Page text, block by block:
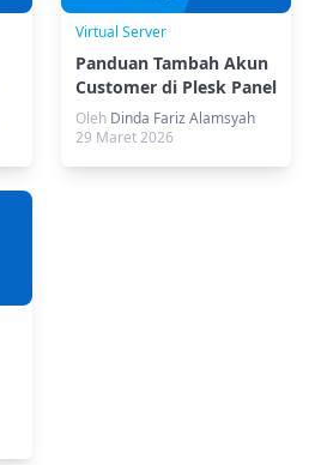
Virtual Server
Panduan Tambah Akun
Customer di Plesk Panel
(Metode GUI)
Oleh Dinda Fariz Alamsyah
29 Maret 2026